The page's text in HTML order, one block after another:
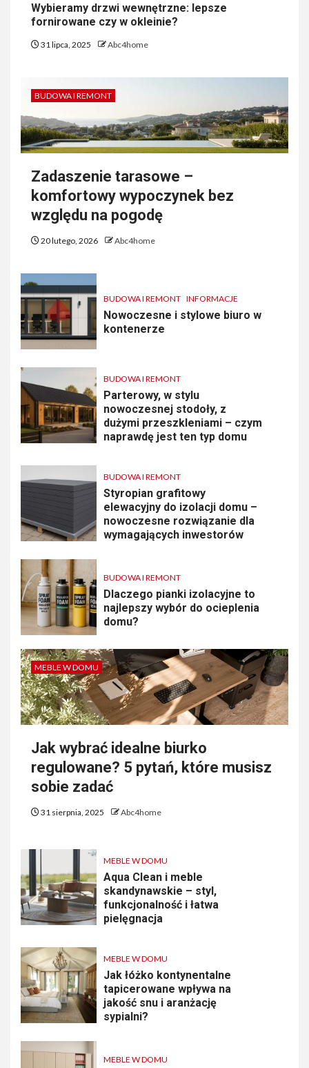
Wybieramy drzwi wewnętrzne: lepsze
fornirowane czy w okleinie?
31 lipca, 2025 Abc4home
BUDOWA I REMONT
Zadaszenie tarasowe –
komfortowy wypoczynek bez
względu na pogodę
20 lutego, 2026 Abc4home
BUDOWA I REMONT INFORMACJE
Nowoczesne i stylowe biuro w
kontenerze
BUDOWA I REMONT
Parterowy, w stylu
nowoczesnej stodoły, z
dużymi przeszkleniami – czym
naprawdę jest ten typ domu
BUDOWA I REMONT
Styropian grafitowy
elewacyjny do izolacji domu –
nowoczesne rozwiązanie dla
wymagających inwestorów
BUDOWA I REMONT
Dlaczego pianki izolacyjne to
najlepszy wybór do ocieplenia
domu?
MEBLE W DOMU
Jak wybrać idealne biurko
regulowane? 5 pytań, które musisz
sobie zadać
31 sierpnia, 2025 Abc4home
MEBLE W DOMU
Aqua Clean i meble
skandynawskie – styl,
funkcjonalność i łatwa
pielęgnacja
MEBLE W DOMU
Jak łóżko kontynentalne
tapicerowane wpływa na
jakość snu i aranżację
sypialni?
MEBLE W DOMU